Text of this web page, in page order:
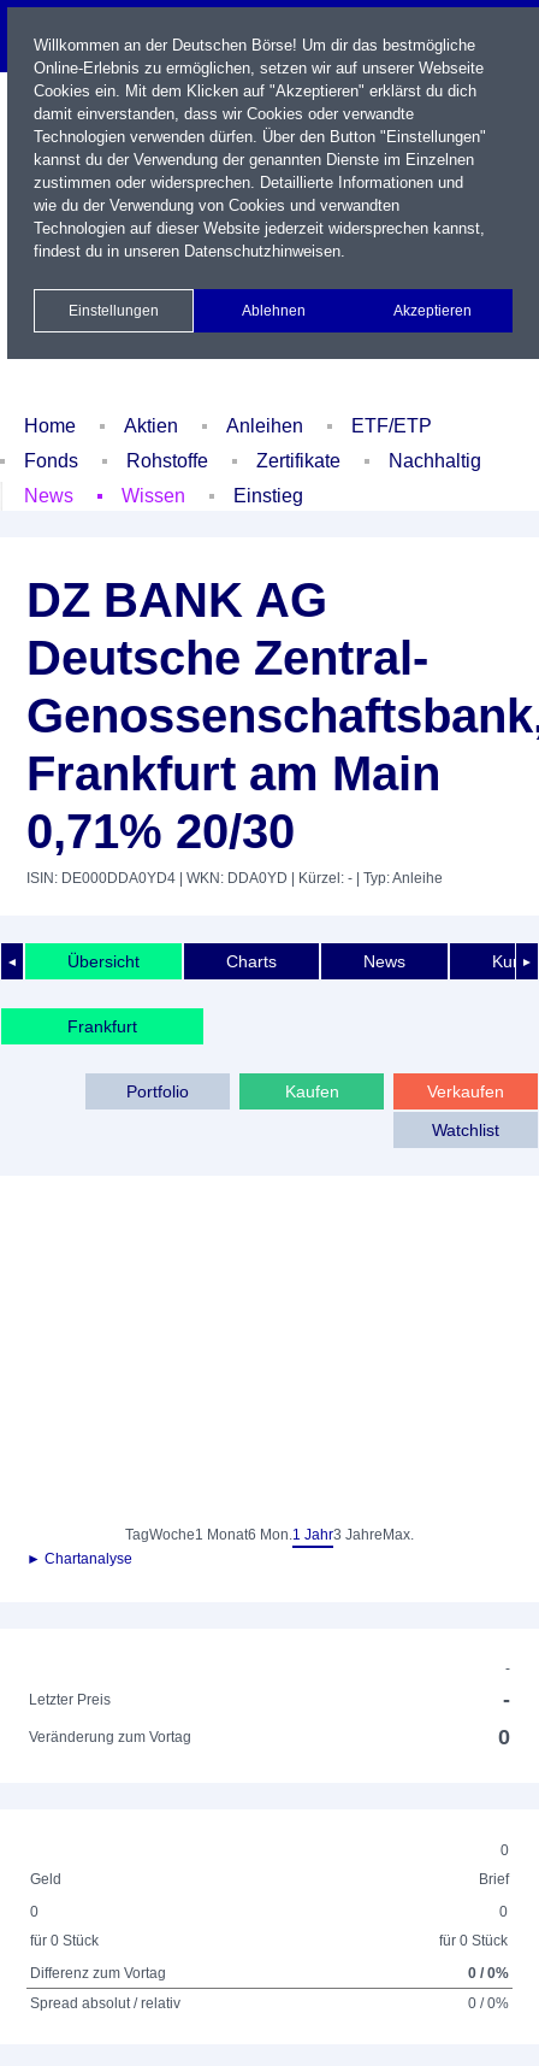
Name / WKN / ISIN / Kürzel
Newsletter Kontakt
Xetra Realtime
Watchlist Portfolio Login
Home Aktien Anleihen
ETF/ETP
Fonds
Rohstoffe Zertifikate
Nachhaltig
News
Wissen Einstieg
DZ BANK AG
Deutsche Zentral-
Frankfurt am Main
0,71% 20/30
ISIN: DE000DDA0YD4 | WKN: DDA0YD | Kürzel: - | Typ: Anleihe
◄ ►
Übersicht Charts News
Frankfurt
Verkaufen
Kaufen
Portfolio
Watchlist
TagWoche1 Monat6 Mon.1 Jahr3 Jahre Max.
► Chartanalyse
-
Letzter Preis
-
Veränderung zum Vortag 0
0
Geld
Brief
0
für 0 Stück
0
für 0 Stück
Differenz zum Vortag
0 / 0%
Spread absolut / relativ
0 / 0%
Willkommen an der Deutschen Börse! Um dir das bestmögliche
Online-Erlebnis zu ermöglichen, setzen wir auf unserer Webseite
Cookies ein. Mit dem Klicken auf "Akzeptieren" erklärst du dich
damit einverstanden, dass wir Cookies oder verwandte
Technologien verwenden dürfen. Über den Button "Einstellungen"
kannst du der Verwendung der genannten Dienste im Einzelnen
zustimmen oder widersprechen. Detaillierte Informationen und
wie du der Verwendung von Cookies und verwandten
Technologien auf dieser Website jederzeit widersprechen kannst,
findest du in unseren Datenschutzhinweisen.
Einstellungen Ablehnen Akzeptieren